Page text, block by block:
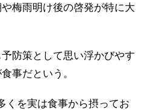
梅雨明け後の啓発が特に大
防策として思い浮かびやす
事だという。
くを実は食事から摂ってお